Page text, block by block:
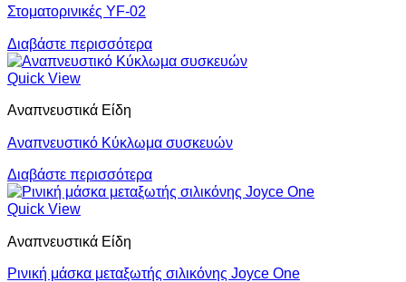
Στοματορινικές YF-02
Διαβάστε περισσότερα
Quick View
Αναπνευστικά Είδη
Αναπνευστικό Κύκλωμα συσκευών
Διαβάστε περισσότερα
Quick View
Αναπνευστικά Είδη
Ρινική μάσκα μεταξωτής σιλικόνης Joyce One